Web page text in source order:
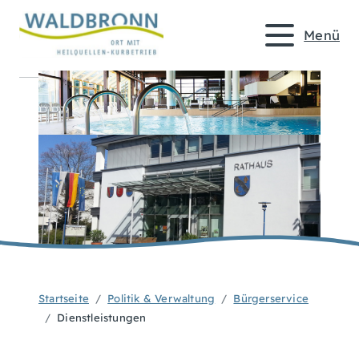
Menü
Startseite Politik & Verwaltung
Bürgerservice
Dienstleistungen